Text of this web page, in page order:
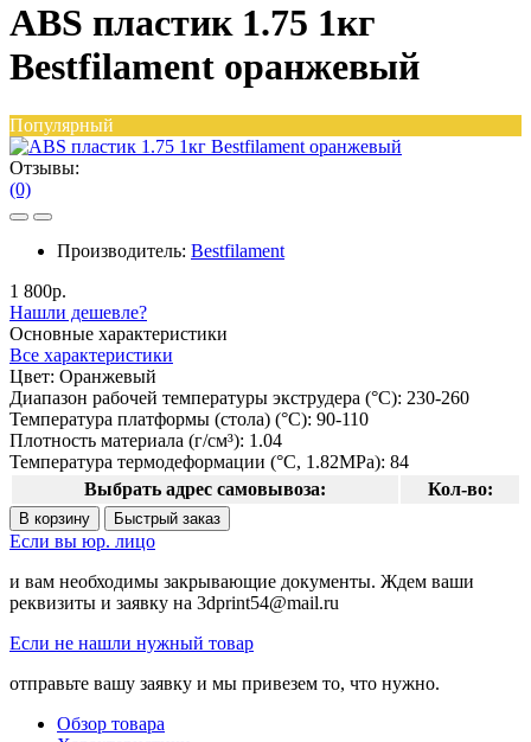
ABS пластик 1.75 1кг
Bestfilament оранжевый
Популярный
Отзывы:
(0)
Производитель: Bestfilament
1 800р.
Нашли дешевле?
Основные характеристики
Все характеристики
Цвет: Оранжевый
Диапазон рабочей температуры экструдера (°C): 230-260
Температура платформы (стола) (°C): 90-110
Плотность материала (г/см³): 1.04
Температура термодеформации (°C, 1.82MPa): 84
Выбрать адрес самовывоза:
Кол-во:
В корзину Быстрый заказ
Если вы юр. лицо
и вам необходимы закрывающие документы. Ждем ваши
реквизиты и заявку на 3dprint54@mail.ru
Если не нашли нужный товар
отправьте вашу заявку и мы привезем то, что нужно.
Обзор товара